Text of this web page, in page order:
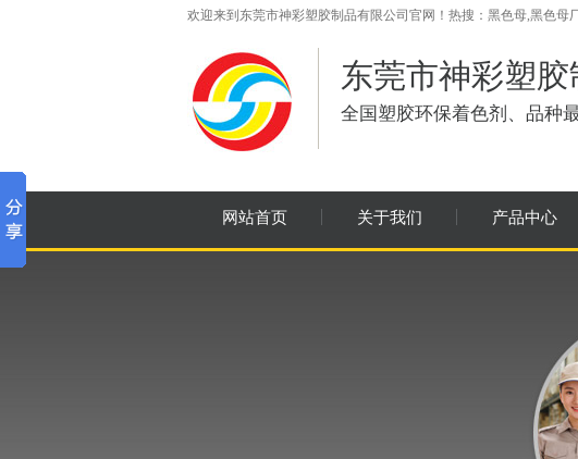
欢迎来到东莞市神彩塑胶制品有限公司官网！热搜：黑色母,黑色母
东莞市神彩塑胶
全国塑胶环保着色剂、品种
网站首页 关于我们 产品中心